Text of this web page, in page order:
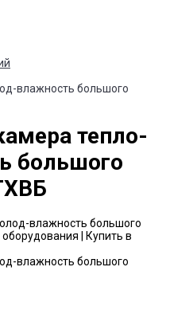
влажность большого
тепло-
большого
влажность большого